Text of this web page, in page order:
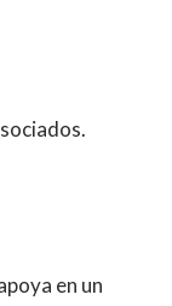
en un